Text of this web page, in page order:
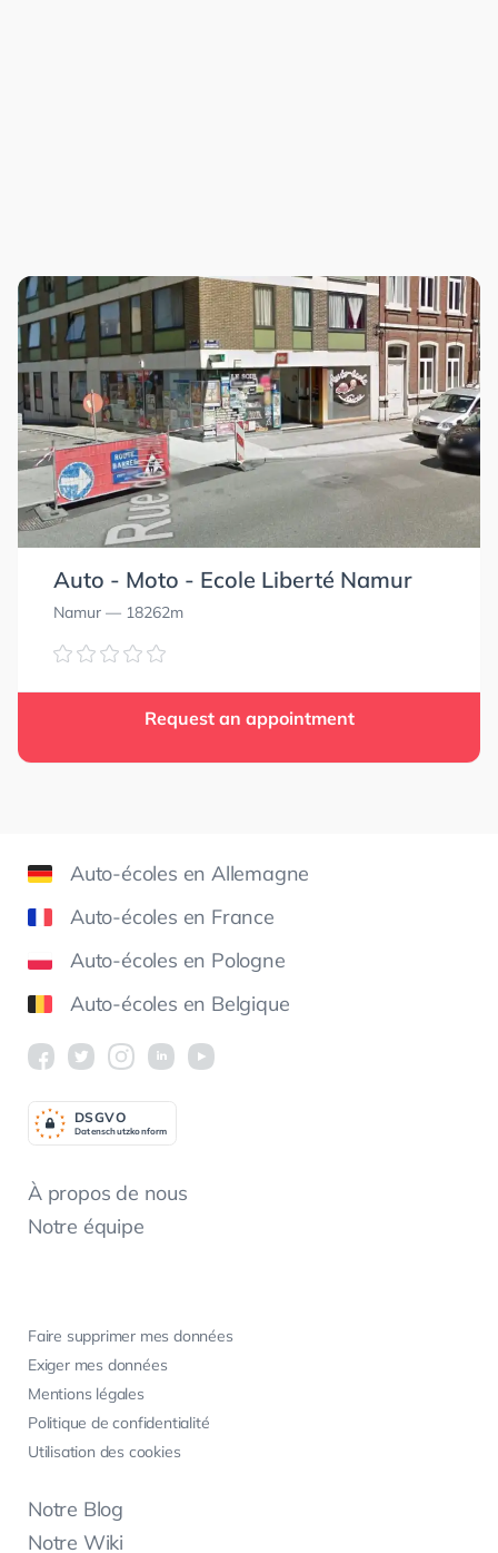
Auto - Moto - Ecole Liberté Namur
Namur — 18262m
Request an appointment
Auto-écoles en Allemagne
Auto-écoles en France
Auto-écoles en Pologne
Auto-écoles en Belgique
À propos de nous
Notre équipe
Faire supprimer mes données
Exiger mes données
Mentions légales
Politique de confidentialité
Utilisation des cookies
Notre Blog
Notre Wiki
Datenschutzkonform
DSGVO